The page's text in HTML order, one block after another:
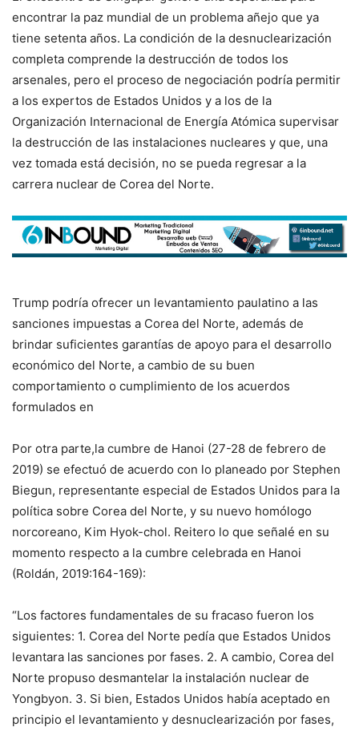
encontrar la paz mundial de un problema añejo que ya
tiene setenta años. La condición de la desnuclearización
completa comprende la destrucción de todos los
arsenales, pero el proceso de negociación podría permitir
a los expertos de Estados Unidos y a los de la
Organización Internacional de Energía Atómica supervisar
la destrucción de las instalaciones nucleares y que, una
vez tomada está decisión, no se pueda regresar a la
carrera nuclear de Corea del Norte.
Trump podría ofrecer un levantamiento paulatino a las
sanciones impuestas a Corea del Norte, además de
brindar suficientes garantías de apoyo para el desarrollo
económico del Norte, a cambio de su buen
comportamiento o cumplimiento de los acuerdos
formulados en
Por otra parte,la cumbre de Hanoi (27-28 de febrero de
2019) se efectuó de acuerdo con lo planeado por Stephen
Biegun, representante especial de Estados Unidos para la
política sobre Corea del Norte, y su nuevo homólogo
norcoreano, Kim Hyok-chol. Reitero lo que señalé en su
momento respecto a la cumbre celebrada en Hanoi
(Roldán, 2019:164-169):
“Los factores fundamentales de su fracaso fueron los
siguientes: 1. Corea del Norte pedía que Estados Unidos
levantara las sanciones por fases. 2. A cambio, Corea del
Norte propuso desmantelar la instalación nuclear de
Yongbyon. 3. Si bien, Estados Unidos había aceptado en
principio el levantamiento y desnuclearización por fases,